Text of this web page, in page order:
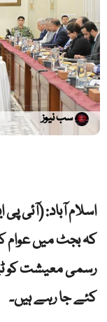
سب نیوز
اسلام آباد: (آئی
کہ بجٹ میں عوام
رسمی معیشت کو
کئے جا رہے ہیں۔